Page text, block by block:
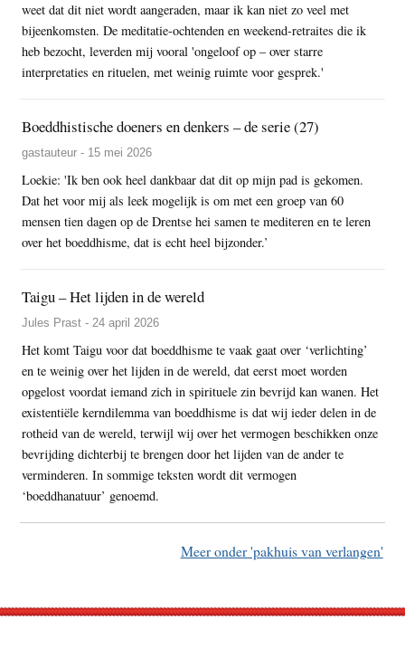
weet dat dit niet wordt aangeraden, maar ik kan niet zo veel met
bijeenkomsten. De meditatie-ochtenden en weekend-retraites die ik
heb bezocht, leverden mij vooral 'ongeloof op – over starre
interpretaties en rituelen, met weinig ruimte voor gesprek.'
Boeddhistische doeners en denkers – de serie (27)
gastauteur - 15 mei 2026
Loekie: 'Ik ben ook heel dankbaar dat dit op mijn pad is gekomen.
Dat het voor mij als leek mogelijk is om met een groep van 60
mensen tien dagen op de Drentse hei samen te mediteren en te leren
over het boeddhisme, dat is echt heel bijzonder.’
Taigu – Het lijden in de wereld
Jules Prast - 24 april 2026
Het komt Taigu voor dat boeddhisme te vaak gaat over ‘verlichting’
en te weinig over het lijden in de wereld, dat eerst moet worden
opgelost voordat iemand zich in spirituele zin bevrijd kan wanen. Het
existentiële kerndilemma van boeddhisme is dat wij ieder delen in de
rotheid van de wereld, terwijl wij over het vermogen beschikken onze
bevrijding dichterbij te brengen door het lijden van de ander te
verminderen. In sommige teksten wordt dit vermogen
‘boeddhanatuur’ genoemd.
Meer onder 'pakhuis van verlangen'